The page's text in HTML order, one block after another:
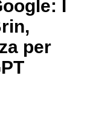
I
per